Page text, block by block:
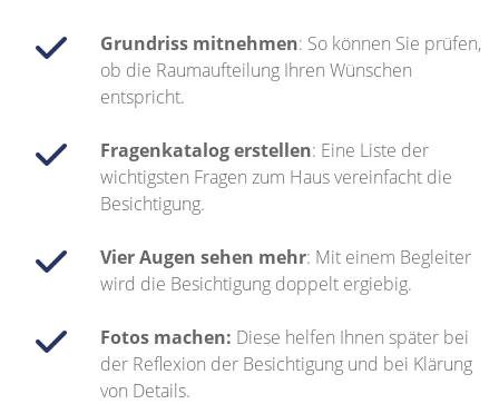
Grundriss mitnehmen: So können Sie prüfen,
ob die Raumaufteilung Ihren Wünschen
entspricht.
Fragenkatalog erstellen: Eine Liste der
wichtigsten Fragen zum Haus vereinfacht die
Besichtigung.
Vier Augen sehen mehr: Mit einem Begleiter
wird die Besichtigung doppelt ergiebig.
Fotos machen: Diese helfen Ihnen später bei
der Reflexion der Besichtigung und bei Klärung
von Details.